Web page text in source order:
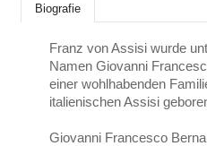
Biografie
Franz von Assisi wurde
Namen Giovanni
einer wohlhabenden
italienischen Assisi
Giovanni Francesco